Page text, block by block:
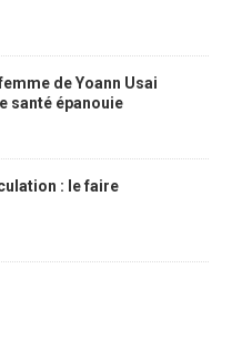
de Yoann Usai
santé épanouie
: le faire